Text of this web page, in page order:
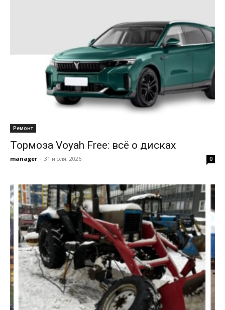
Ремонт
Тормоза Voyah Free: всё о дисках
manager - 31 июля, 2026 0